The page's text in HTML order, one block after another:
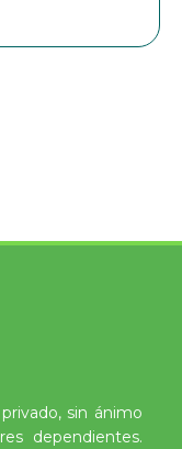
sin ánimo
dependientes.